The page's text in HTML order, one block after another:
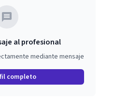
al profesional
mediante mensaje
completo